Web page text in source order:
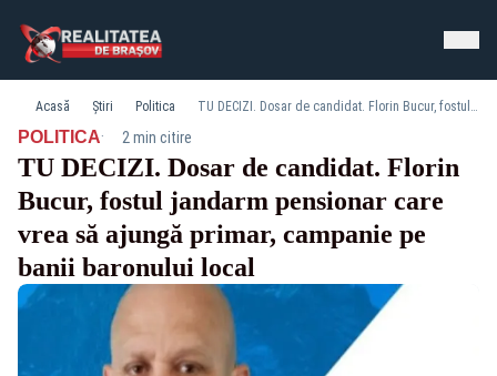
Acasă Știri Politica TU DECIZI. Dosar de candidat. Florin Bucur, fostul jandarm pensionar care vrea să ajungă primar, campanie pe banii baronului local
POLITICA· 2 min citire
TU DECIZI. Dosar de candidat. Florin
Bucur, fostul jandarm pensionar care
vrea să ajungă primar, campanie pe
banii baronului local